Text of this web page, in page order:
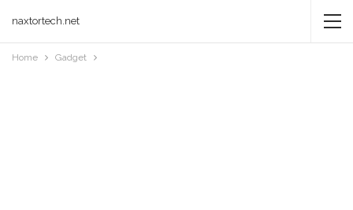
naxtortech.net
Home Gadget